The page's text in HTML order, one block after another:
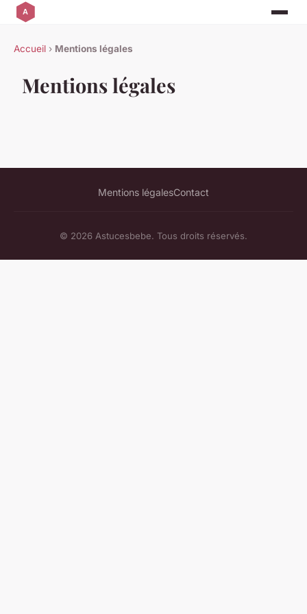
Accueil › Mentions légales
Mentions légales
Mentions légalesContact
© 2026 Astucesbebe. Tous droits réservés.